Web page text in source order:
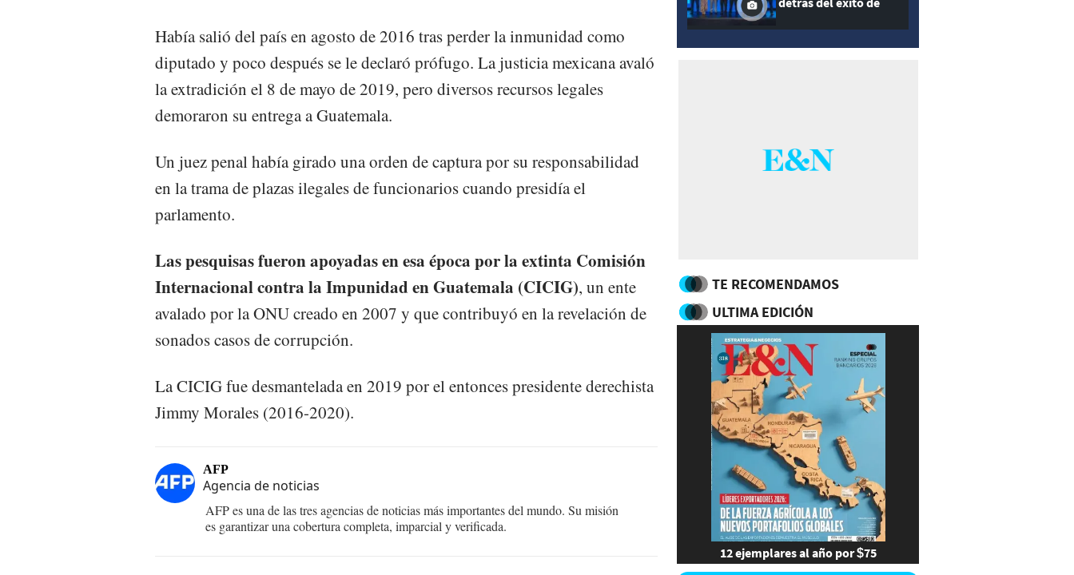
Había salió del país en agosto de 2016 tras perder la inmunidad como
diputado y poco después se le declaró prófugo. La justicia mexicana avaló
la extradición el 8 de mayo de 2019, pero diversos recursos legales
demoraron su entrega a Guatemala.
Un juez penal había girado una orden de captura por su responsabilidad
en la trama de plazas ilegales de funcionarios cuando presidía el
parlamento.
Las pesquisas fueron apoyadas en esa época por la extinta Comisión
Internacional contra la Impunidad en Guatemala (CICIG), un ente
avalado por la ONU creado en 2007 y que contribuyó en la revelación de
sonados casos de corrupción.
La CICIG fue desmantelada en 2019 por el entonces presidente derechista
Jimmy Morales (2016-2020).
AFP
Agencia de noticias
AFP es una de las tres agencias de noticias más importantes del mundo. Su misión
es garantizar una cobertura completa, imparcial y verificada.
TE RECOMENDAMOS
ULTIMA EDICIÓN
12 ejemplares al año por $75